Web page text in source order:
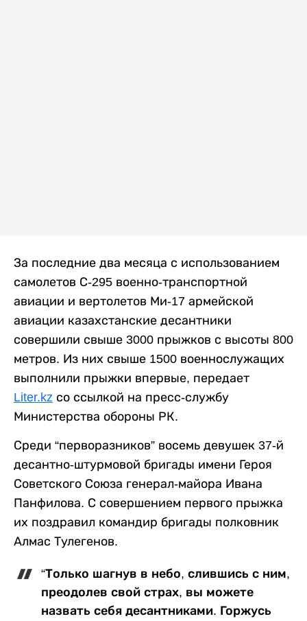
За последние два месяца с использованием
самолетов С-295 военно-транспортной
авиации и вертолетов Ми-17 армейской
авиации казахстанские десантники
совершили свыше 3000 прыжков с высоты 800
метров. Из них свыше 1500 военнослужащих
выполнили прыжки впервые, передает
Liter.kz со ссылкой на пресс-службу
Министерства обороны РК.
Среди “перворазников” восемь девушек 37-й
десантно-штурмовой бригады имени Героя
Советского Союза генерал-майора Ивана
Панфилова. С совершением первого прыжка
их поздравил командир бригады полковник
Алмас Тулегенов.
“Только шагнув в небо, слившись с ним,
преодолев свой страх, вы можете
назвать себя десантниками. Горжусь